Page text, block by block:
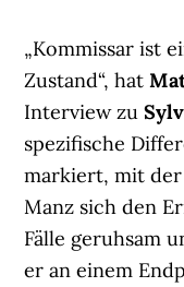
„Kommissar ist
Zustand“, hat
Interview zu
spezifische
markiert, mit
Manz sich den
Fälle geruhsam
er an einem